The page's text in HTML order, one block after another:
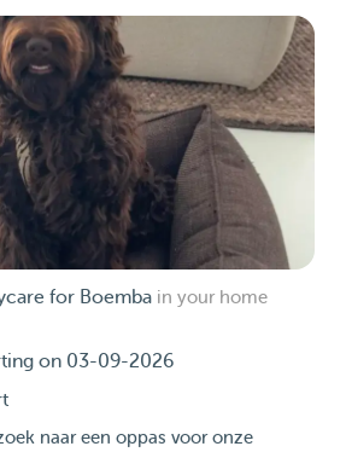
for Boemba in your home
on 03-09-2026
naar een oppas voor onze